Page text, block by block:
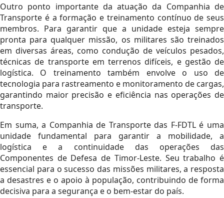
Outro ponto importante da atuação da Companhia de
Transporte é a formação e treinamento contínuo de seus
membros. Para garantir que a unidade esteja sempre
pronta para qualquer missão, os militares são treinados
em diversas áreas, como condução de veículos pesados,
técnicas de transporte em terrenos difíceis, e gestão de
logística. O treinamento também envolve o uso de
tecnologia para rastreamento e monitoramento de cargas,
garantindo maior precisão e eficiência nas operações de
transporte.
Em suma, a Companhia de Transporte das F-FDTL é uma
unidade fundamental para garantir a mobilidade, a
logística e a continuidade das operações das
Componentes de Defesa de Timor-Leste. Seu trabalho é
essencial para o sucesso das missões militares, a resposta
a desastres e o apoio à população, contribuindo de forma
decisiva para a segurança e o bem-estar do país.